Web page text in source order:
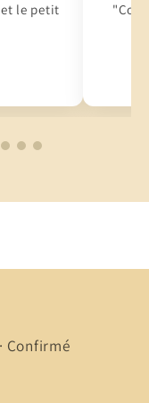
le petit